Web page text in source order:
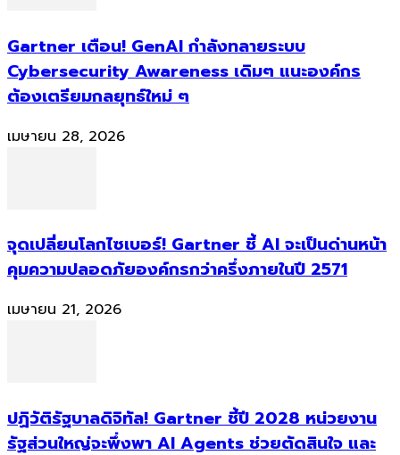
Gartner เตือน! GenAI กำลังทลายระบบ
Cybersecurity Awareness เดิมๆ แนะองค์กร
ต้องเตรียมกลยุทธ์ใหม่ ๆ
เมษายน 28, 2026
จุดเปลี่ยนโลกไซเบอร์! Gartner ชี้ AI จะเป็นด่านหน้า
คุมความปลอดภัยองค์กรกว่าครึ่งภายในปี 2571
เมษายน 21, 2026
ปฏิวัติรัฐบาลดิจิทัล! Gartner ชี้ปี 2028 หน่วยงาน
รัฐส่วนใหญ่จะพึ่งพา AI Agents ช่วยตัดสินใจ และ